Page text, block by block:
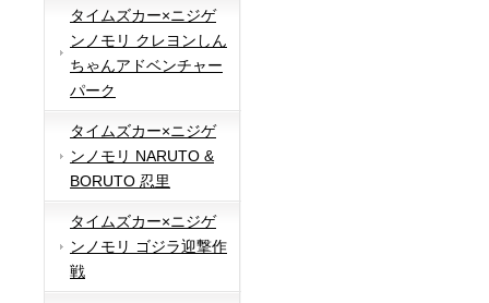
タイムズカー×ニジゲ
ンノモリ クレヨンしん
ちゃんアドベンチャー
パーク
タイムズカー×ニジゲ
ンノモリ NARUTO &
BORUTO 忍里
タイムズカー×ニジゲ
ンノモリ ゴジラ迎撃作
戦